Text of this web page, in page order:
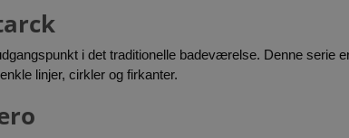
i det traditionelle badeværelse. Denne
linjer, cirkler og firkanter.